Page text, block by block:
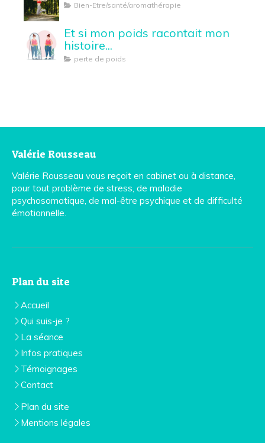
Bien-Etre/santé/aromathérapie
Et si mon poids racontait mon
histoire...
perte de poids
Valérie Rousseau
Valérie Rousseau vous reçoit en cabinet ou à distance,
pour tout problème de stress, de maladie
psychosomatique, de mal-être psychique et de difficulté
émotionnelle.
Plan du site
Accueil
Qui suis-je ?
La séance
Infos pratiques
Témoignages
Contact
Plan du site
Mentions légales